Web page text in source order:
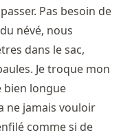
Pas besoin de
névé, nous
dans le sac,
Je troque mon
bien longue
ne jamais vouloir
comme si de